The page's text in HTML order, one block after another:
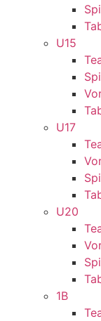
U15
U17
U20
1B